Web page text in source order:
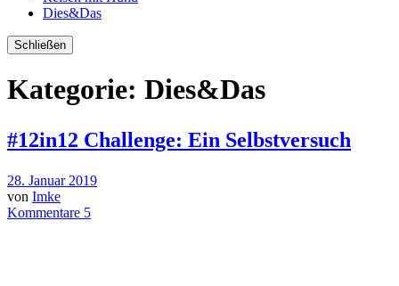
Dies&Das
Schließen
Kategorie: Dies&Das
#12in12 Challenge: Ein Selbstversuch
28. Januar 2019
von Imke
Kommentare 5